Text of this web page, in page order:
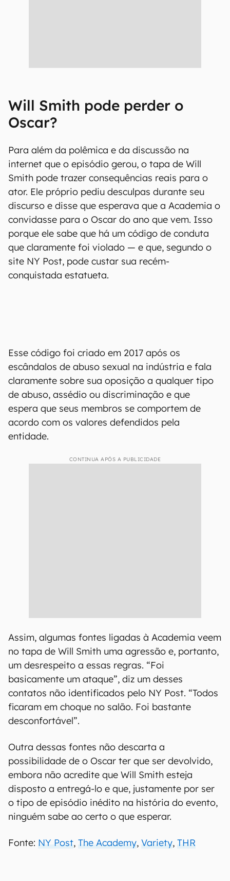
Will Smith pode perder o
Oscar?
Para além da polêmica e da discussão na
internet que o episódio gerou, o tapa de Will
Smith pode trazer consequências reais para o
ator. Ele próprio pediu desculpas durante seu
discurso e disse que esperava que a Academia o
convidasse para o Oscar do ano que vem. Isso
porque ele sabe que há um código de conduta
que claramente foi violado — e que, segundo o
site NY Post, pode custar sua recém-
conquistada estatueta.
Esse código foi criado em 2017 após os
escândalos de abuso sexual na indústria e fala
claramente sobre sua oposição a qualquer tipo
de abuso, assédio ou discriminação e que
espera que seus membros se comportem de
acordo com os valores defendidos pela
entidade.
CONTINUA APÓS A PUBLICIDADE
Assim, algumas fontes ligadas à Academia veem
no tapa de Will Smith uma agressão e, portanto,
um desrespeito a essas regras. “Foi
basicamente um ataque”, diz um desses
contatos não identificados pelo NY Post. “Todos
ficaram em choque no salão. Foi bastante
desconfortável”.
Outra dessas fontes não descarta a
possibilidade de o Oscar ter que ser devolvido,
embora não acredite que Will Smith esteja
disposto a entregá-lo e que, justamente por ser
o tipo de episódio inédito na história do evento,
ninguém sabe ao certo o que esperar.
Fonte: NY Post, The Academy, Variety, THR